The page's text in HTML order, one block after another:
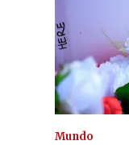
Mundo